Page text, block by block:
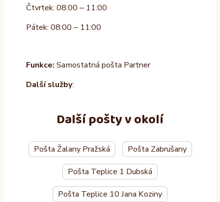
Čtvrtek: 08:00 – 11:00
Pátek: 08:00 – 11:00
Funkce: Samostatná pošta Partner
Další služby:
Další pošty v okolí
Pošta Žalany Pražská Pošta Zabrušany
Pošta Teplice 1 Dubská
Pošta Teplice 10 Jana Koziny